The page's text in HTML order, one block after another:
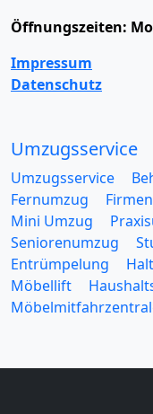
Öffnungszeiten:
Impressum
Datenschutz
Umzugsservice
Umzugsservice
Fernumzug
Mini Umzug
Seniorenumzug
Entrümpelung
Möbellift